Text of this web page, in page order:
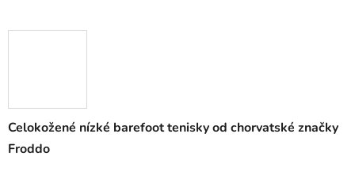
Celokožené nízké barefoot tenisky od chorvatské značky
Froddo